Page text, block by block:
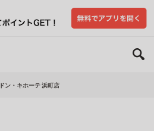
ドン・キホーテ 浜町店